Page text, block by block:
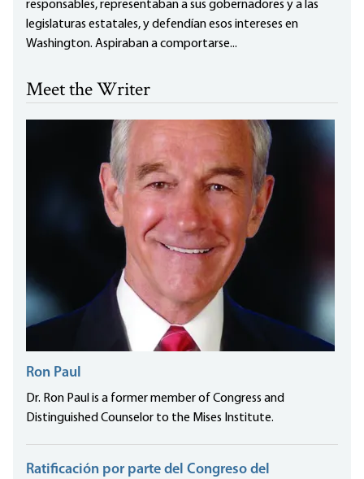
responsables, representaban a sus gobernadores y a las
legislaturas estatales, y defendían esos intereses en
Washington. Aspiraban a comportarse...
Meet the Writer
Ron Paul
Dr. Ron Paul is a former member of Congress and
Distinguished Counselor to the Mises Institute.
Ratificación por parte del Congreso del